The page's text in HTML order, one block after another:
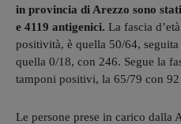
in provincia di Arezzo sono
e 4119 antigenici. La fascia
positività, è quella 50/64,
quella 0/18, con 246. Segue la
tamponi positivi, la 65/79 con
Le persone prese in carico dalla